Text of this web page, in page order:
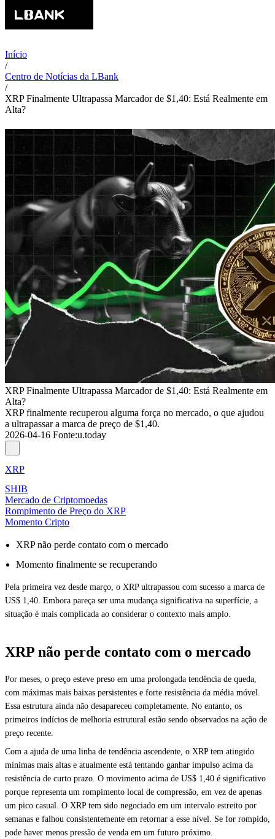
Início
/
Centro de Notícias da LBank
/
XRP Finalmente Ultrapassa Marcador de $1,40: Está Realmente em
Alta?
XRP Finalmente Ultrapassa Marcador de $1,40: Está Realmente em
Alta?
XRP finalmente recuperou alguma força no mercado, o que ajudou
a ultrapassar a marca de preço de $1,40.
2026-04-16 Fonte:u.today
XRP
SHIB
Mercado de Criptomoedas
Rompimento de Preço do XRP
Momento Cripto
XRP não perde contato com o mercado
Momento finalmente se recuperando
Pela primeira vez desde março, o XRP ultrapassou com sucesso a marca de
US$ 1,40. Embora pareça ser uma mudança significativa na superfície, a
situação é mais complicada ao considerar o contexto mais amplo.
XRP não perde contato com o mercado
Por meses, o preço esteve preso em uma prolongada tendência de queda,
com máximas mais baixas persistentes e forte resistência da média móvel.
Essa estrutura ainda não desapareceu completamente. No entanto, os
primeiros indícios de melhoria estrutural estão sendo observados na ação de
preço recente.
Com a ajuda de uma linha de tendência ascendente, o XRP tem atingido
mínimas mais altas e atualmente está tentando ganhar impulso acima da
resistência de curto prazo. O movimento acima de US$ 1,40 é significativo
porque representa um rompimento local de compressão, em vez de apenas
um pico casual. O XRP tem sido negociado em um intervalo estreito por
semanas e falhou consistentemente em retornar a esse nível. Se for rompido,
pode haver menos pressão de venda em um futuro próximo.